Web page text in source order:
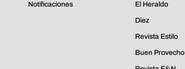
Notificaciones El Heraldo
Diez
Revista Estilo
Buen Provecho